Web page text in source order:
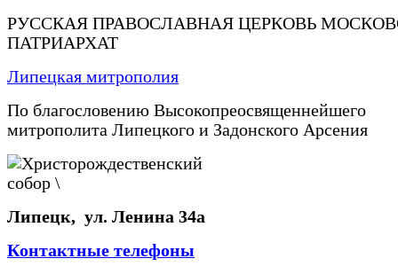
РУССКАЯ ПРАВОСЛАВНАЯ ЦЕРКОВЬ
ПАТРИАРХАТ
Липецкая митрополия
По благословению Высокопреосвященнейшего
митрополита Липецкого и Задонского Арсения
Липецк, ул. Ленина 34а
Контактные телефоны